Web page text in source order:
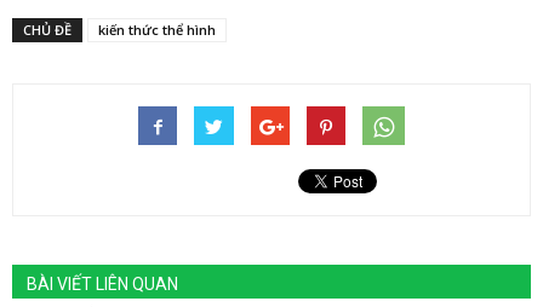
CHỦ ĐỀ kiến thức thể hình
BÀI VIẾT LIÊN QUAN